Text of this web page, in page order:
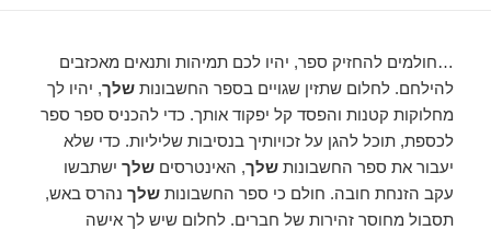
…חולמים להחזיק ספר, יהיו לכם תמיהות ותנאים מאכזבים
להילחם. לחלום שתזין שגויים בספר החשבונותשלך, יהיו לך
מחלוקות קטנות והפסד קל יפקוד אותך. כדי להכניס ספר ספר
לכספת, תוכל להגן על זכויותיך בנסיבות שליליות. כדי שלא
יעבור את ספר החשבונותשלך, האינטרסיםשלך ישתבשו
עקב הזנחת חובה. חולם כי ספר החשבונותשלך נהרס באש,
תסבול מחוסר זהירות של חברים. לחלום שיש לך אישה